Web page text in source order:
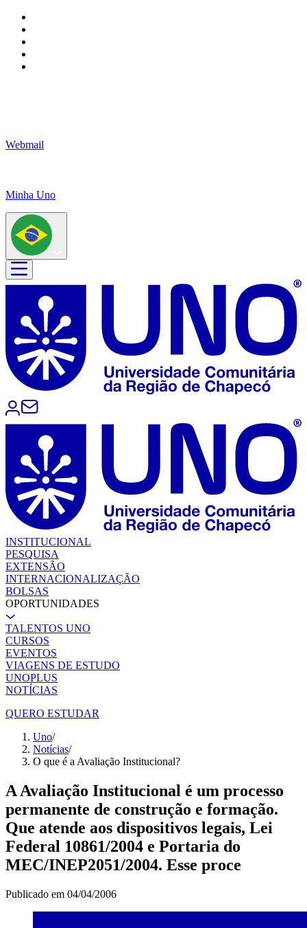
Webmail
Minha Uno
INSTITUCIONAL
PESQUISA
EXTENSÃO
INTERNACIONALIZAÇÃO
BOLSAS
OPORTUNIDADES
TALENTOS UNO
CURSOS
EVENTOS
VIAGENS DE ESTUDO
UNOPLUS
NOTÍCIAS
QUERO ESTUDAR
Uno/
Notícias/
O que é a Avaliação Institucional?
A Avaliação Institucional é um processo
permanente de construção e formação.
Que atende aos dispositivos legais, Lei
Federal 10861/2004 e Portaria do
MEC/INEP2051/2004. Esse proce
Publicado em 04/04/2006